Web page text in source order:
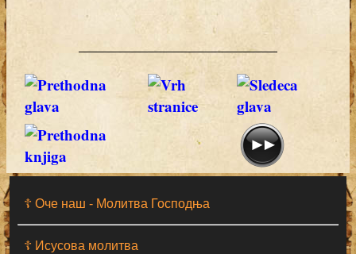
☦ Оче наш - Moлитва Господња
☦ Исусова молитва